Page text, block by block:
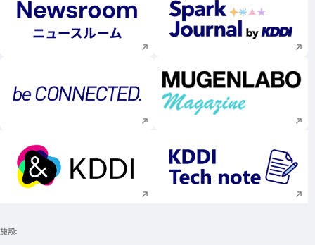
新規ウィンドウで開く 新規ウィンドウで
新規ウィンドウで開く 新規ウィンドウで
新規ウィンドウで開く 新規ウィンドウで
施設